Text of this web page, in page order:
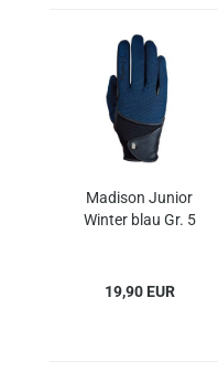
Madison Junior
Winter blau Gr. 5
19,90 EUR